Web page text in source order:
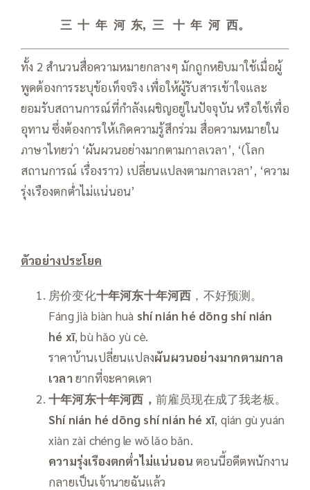
三 十 年 河 东, 三 十 年 河 西。
ทั้ง 2 สำนวนสื่อความหมายกลางๆ มักถูกหยิบมาใช้เมื่อผู้
พูดต้องการระบุข้อเท็จจริง เพื่อให้ผู้รับสารเข้าใจและ
ยอมรับสถานการณ์ที่กำลังเผชิญอยู่ในปัจจุบัน หรือใช้เพื่อ
อุทาน ซึ่งต้องการให้เกิดความรู้สึกร่วม สื่อความหมายใน
ภาษาไทยว่า ‘ผันผวนอย่างมากตามกาลเวลา’, ‘(โลก
สถานการณ์ เรื่องราว) เปลี่ยนแปลงตามกาลเวลา’, ‘ความ
รุ่งเรืองตกต่ำไม่แน่นอน’
ตัวอย่างประโยค
房价变化十年河东十年河西 ，不好预测。
Fáng jià biàn huà shí nián hé dōng shí nián
hé xī, bù hǎo yù cè.
ราคาบ้านเปลี่ยนแปลงผันผวนอย่างมากตามกาล
เวลา ยากที่จะคาดเดา
十年河东十年河西， 前雇员现在成了我老板。
Shí nián hé dōng shí nián hé xī, qián gù yuán
xiàn zài chéng le wǒ lǎo bǎn.
ความรุ่งเรืองตกต่ำไม่แน่นอนตอนนี้อดีตพนักงาน
กลายเป็นเจ้านายฉันแล้ว